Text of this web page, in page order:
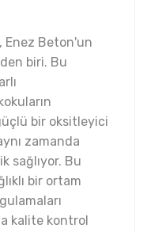
Enez Beton'un
biri. Bu
bir oksitleyici
zamanda
sağlıyor. Bu
bir ortam
kalite kontrol